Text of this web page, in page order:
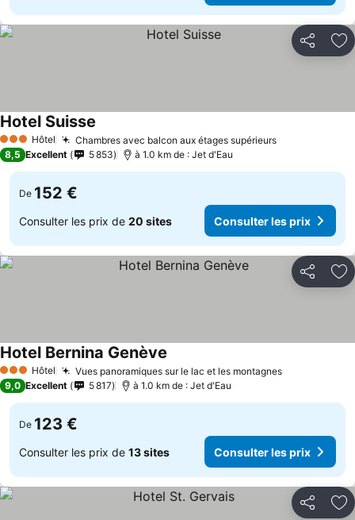
Partager
3 ÉtoilesHôtel Chambres avec balcon aux étages supérieurs
Hotel Suisse
8,5 Excellent 5 853 à 1.0 km de : Jet d'Eau
De 152 €
Consulter les prix de 20 sites Consulter les prix
Partager
3 ÉtoilesHôtel Vues panoramiques sur le lac et les montagnes
Hotel Bernina Genève
9,0 Excellent 5 817 à 1.0 km de : Jet d'Eau
De 123 €
Consulter les prix de 13 sites Consulter les prix
Partager